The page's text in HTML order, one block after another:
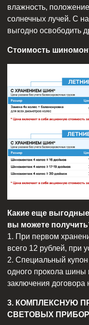
влажность,
солнечных лучей. С
выгодно освободить
Стоимость
Какие еще
вы можете
1. При первом
всего 12 рублей, при
2. Специальный
одного прокола
заключения
3. КОМПЛЕКСНУЮ
СВЕТОВЫХ